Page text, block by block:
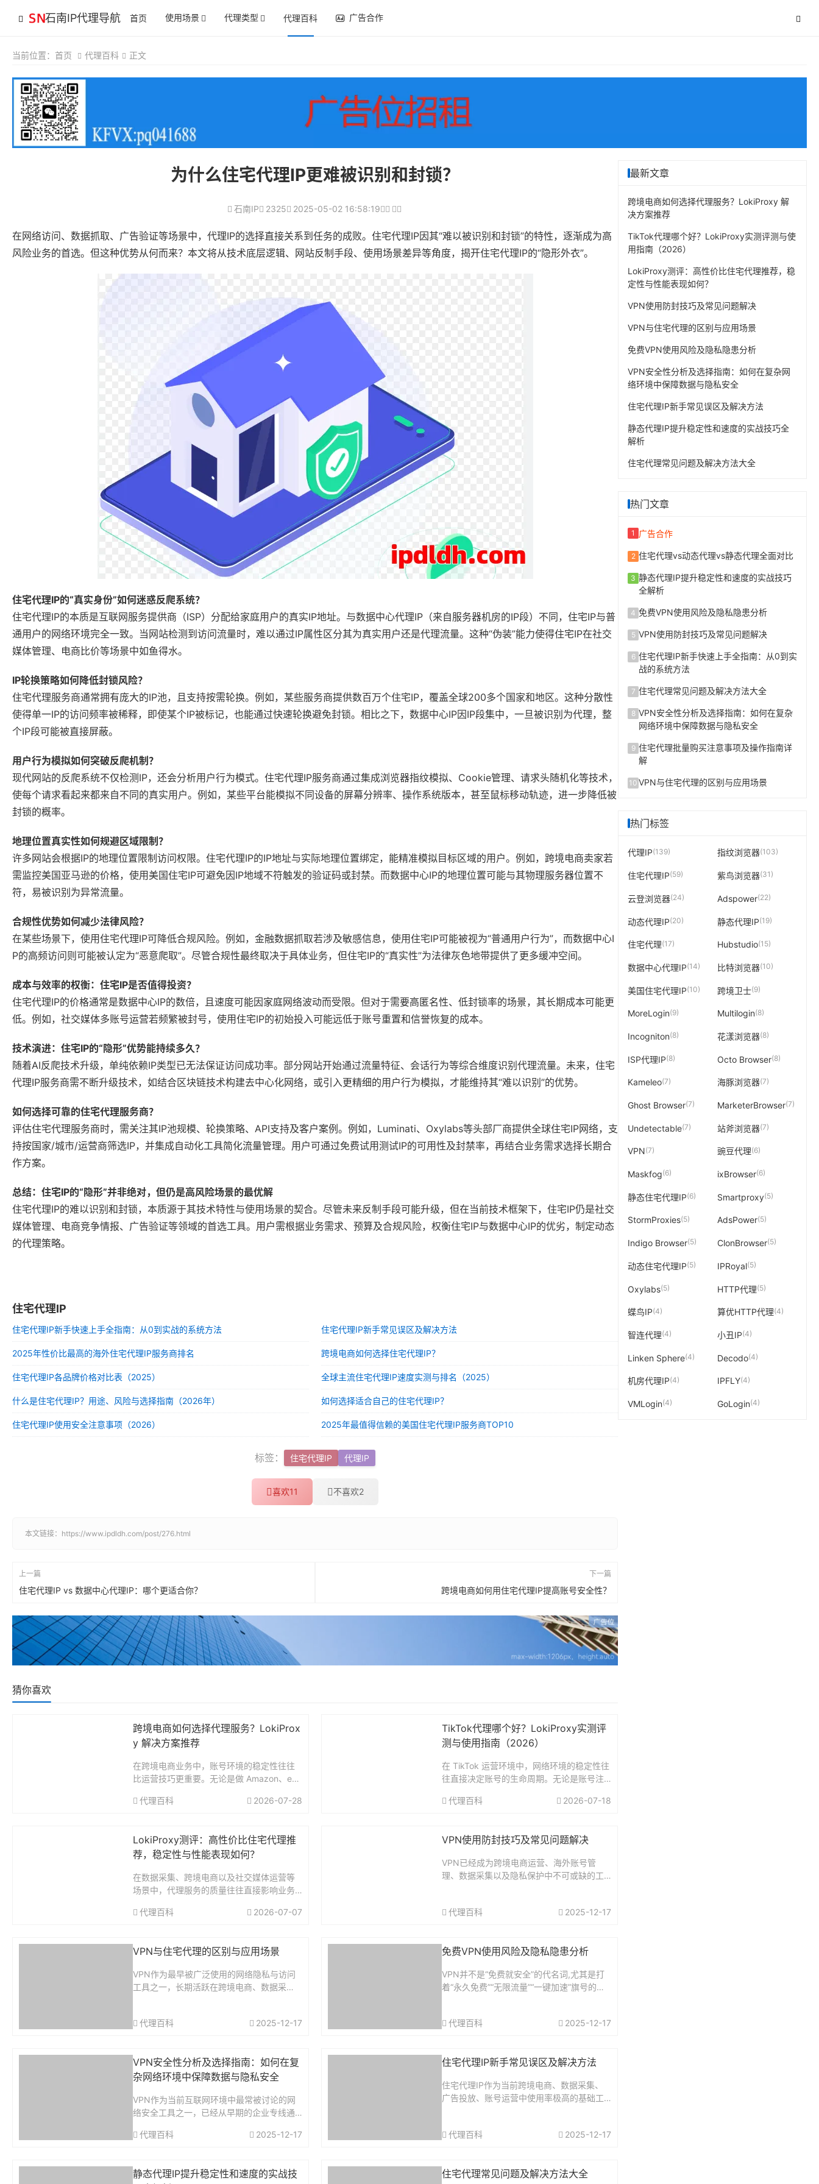
石南IP代理导航 首页 使用场景 代理类型 代理百科 广告合作
当前位置： 首页 代理百科 正文
为什么住宅代理IP更难被识别和封锁？
石南IP 2325 2025-05-02 16:58:19
在网络访问、数据抓取、广告验证等场景中，代理IP的选择直接关系到任务的成败。住宅代理IP因其“难以被识别和封锁”的特性，逐渐成为高
风险业务的首选。但这种优势从何而来？本文将从技术底层逻辑、网站反制手段、使用场景差异等角度，揭开住宅代理IP的“隐形外衣”。
住宅代理IP的“真实身份”如何迷惑反爬系统？
住宅代理IP的本质是互联网服务提供商（ISP）分配给家庭用户的真实IP地址。与数据中心代理IP（来自服务器机房的IP段）不同，住宅IP与普
通用户的网络环境完全一致。当网站检测到访问流量时，难以通过IP属性区分其为真实用户还是代理流量。这种“伪装”能力使得住宅IP在社交
媒体管理、电商比价等场景中如鱼得水。
IP轮换策略如何降低封锁风险？
住宅代理服务商通常拥有庞大的IP池，且支持按需轮换。例如，某些服务商提供数百万个住宅IP，覆盖全球200多个国家和地区。这种分散性
使得单一IP的访问频率被稀释，即使某个IP被标记，也能通过快速轮换避免封锁。相比之下，数据中心IP因IP段集中，一旦被识别为代理，整
个IP段可能被直接屏蔽。
用户行为模拟如何突破反爬机制？
现代网站的反爬系统不仅检测IP，还会分析用户行为模式。住宅代理IP服务商通过集成浏览器指纹模拟、Cookie管理、请求头随机化等技术，
使每个请求看起来都来自不同的真实用户。例如，某些平台能模拟不同设备的屏幕分辨率、操作系统版本，甚至鼠标移动轨迹，进一步降低被
封锁的概率。
地理位置真实性如何规避区域限制？
许多网站会根据IP的地理位置限制访问权限。住宅代理IP的IP地址与实际地理位置绑定，能精准模拟目标区域的用户。例如，跨境电商卖家若
需监控美国亚马逊的价格，使用美国住宅IP可避免因IP地域不符触发的验证码或封禁。而数据中心IP的地理位置可能与其物理服务器位置不
符，易被识别为异常流量。
合规性优势如何减少法律风险？
在某些场景下，使用住宅代理IP可降低合规风险。例如，金融数据抓取若涉及敏感信息，使用住宅IP可能被视为“普通用户行为”，而数据中心I
P的高频访问则可能被认定为“恶意爬取”。尽管合规性最终取决于具体业务，但住宅IP的“真实性”为法律灰色地带提供了更多缓冲空间。
成本与效率的权衡：住宅IP是否值得投资？
住宅代理IP的价格通常是数据中心IP的数倍，且速度可能因家庭网络波动而受限。但对于需要高匿名性、低封锁率的场景，其长期成本可能更
低。例如，社交媒体多账号运营若频繁被封号，使用住宅IP的初始投入可能远低于账号重置和信誉恢复的成本。
技术演进：住宅IP的“隐形”优势能持续多久？
随着AI反爬技术升级，单纯依赖IP类型已无法保证访问成功率。部分网站开始通过流量特征、会话行为等综合维度识别代理流量。未来，住宅
代理IP服务商需不断升级技术，如结合区块链技术构建去中心化网络，或引入更精细的用户行为模拟，才能维持其“难以识别”的优势。
如何选择可靠的住宅代理服务商？
评估住宅代理服务商时，需关注其IP池规模、轮换策略、API支持及客户案例。例如，Luminati、Oxylabs等头部厂商提供全球住宅IP网络，支
持按国家/城市/运营商筛选IP，并集成自动化工具简化流量管理。用户可通过免费试用测试IP的可用性及封禁率，再结合业务需求选择长期合
作方案。
总结：住宅IP的“隐形”并非绝对，但仍是高风险场景的最优解
住宅代理IP的难以识别和封锁，本质源于其技术特性与使用场景的契合。尽管未来反制手段可能升级，但在当前技术框架下，住宅IP仍是社交
媒体管理、电商竞争情报、广告验证等领域的首选工具。用户需根据业务需求、预算及合规风险，权衡住宅IP与数据中心IP的优劣，制定动态
的代理策略。
住宅代理IP
住宅代理IP新手快速上手全指南：从0到实战的系统方法 住宅代理IP新手常见误区及解决方法
2025年性价比最高的海外住宅代理IP服务商排名 跨境电商如何选择住宅代理IP？
住宅代理IP各品牌价格对比表（2025） 全球主流住宅代理IP速度实测与排名（2025）
什么是住宅代理IP？用途、风险与选择指南（2026年） 如何选择适合自己的住宅代理IP？
住宅代理IP使用安全注意事项（2026） 2025年最值得信赖的美国住宅代理IP服务商TOP10
标签： 住宅代理IP 代理IP
喜欢11 不喜欢2
本文链接： https://www.ipdldh.com/post/276.html
上一篇
住宅代理IP vs 数据中心代理IP：哪个更适合你？
下一篇
跨境电商如何用住宅代理IP提高账号安全性？
猜你喜欢
跨境电商如何选择代理服务？LokiProx
y 解决方案推荐
在跨境电商业务中，账号环境的稳定性往往
比运营技巧更重要。无论是做 Amazon、eBa
网络环境异常被风控，之前的投入就可能瞬
代理百科 2026-07-28
TikTok代理哪个好？LokiProxy实测评
测与使用指南（2026）
在 TikTok 运营环境中，网络环境的稳定性往
往直接决定账号的生命周期。无论是账号注
为异常来源，轻则限流，重则封号。因此，
代理百科 2026-07-18
LokiProxy测评：高性价比住宅代理推
荐，稳定性与性能表现如何？
在数据采集、跨境电商以及社交媒体运营等
场景中，代理服务的质量往往直接影响业务
一个既稳定又具备性价比的解决方案，成为
代理百科 2026-07-07
VPN使用防封技巧及常见问题解决
VPN已经成为跨境电商运营、海外账号管
理、数据采集以及隐私保护中不可或缺的工
安全机构统计，2024年主流电商平台与社
代理百科 2025-12-17
VPN与住宅代理的区别与应用场景
VPN作为最早被广泛使用的网络隐私与访问
工具之一，长期活跃在跨境电商、数据采
PN在稳定性、可控性与业务适配度上的局限
代理百科 2025-12-17
免费VPN使用风险及隐私隐患分析
VPN并不是“免费就安全”的代名词,尤其是打
着“永久免费”“无限流量”“一键加速”旗号的免
访问站点与时间戳用于画像...
代理百科 2025-12-17
VPN安全性分析及选择指南：如何在复
杂网络环境中保障数据与隐私安全
VPN作为当前互联网环境中最常被讨论的网
络安全工具之一，已经从早期的企业专线通
业者、远程办公团队的基础网络安全设施。
代理百科 2025-12-17
住宅代理IP新手常见误区及解决方法
住宅代理IP作为当前跨境电商、数据采集、
广告投放、账号运营中使用率极高的基础工
5%，但根据行业调研数据显示，约72%的
代理百科 2025-12-17
静态代理IP提升稳定性和速度的实战技
住宅代理常见问题及解决方法大全
最新文章
跨境电商如何选择代理服务？LokiProxy 解
决方案推荐
TikTok代理哪个好？LokiProxy实测评测与使
用指南（2026）
LokiProxy测评：高性价比住宅代理推荐，稳
定性与性能表现如何？
VPN使用防封技巧及常见问题解决
VPN与住宅代理的区别与应用场景
免费VPN使用风险及隐私隐患分析
VPN安全性分析及选择指南：如何在复杂网
络环境中保障数据与隐私安全
住宅代理IP新手常见误区及解决方法
静态代理IP提升稳定性和速度的实战技巧全
解析
住宅代理常见问题及解决方法大全
热门文章
1 广告合作
2 住宅代理vs动态代理vs静态代理全面对比
3 静态代理IP提升稳定性和速度的实战技巧
全解析
4 免费VPN使用风险及隐私隐患分析
5 VPN使用防封技巧及常见问题解决
6 住宅代理IP新手快速上手全指南：从0到实
战的系统方法
7 住宅代理常见问题及解决方法大全
8 VPN安全性分析及选择指南：如何在复杂
网络环境中保障数据与隐私安全
9 住宅代理批量购买注意事项及操作指南详
解
10 VPN与住宅代理的区别与应用场景
热门标签
代理IP(139) 指纹浏览器(103)
住宅代理IP(59) 紫鸟浏览器(31)
云登浏览器(24) Adspower(22)
动态代理IP(20) 静态代理IP(19)
住宅代理(17) Hubstudio(15)
数据中心代理IP(14) 比特浏览器(10)
美国住宅代理IP(10) 跨境卫士(9)
MoreLogin(9) Multilogin(8)
Incogniton(8) 花漾浏览器(8)
ISP代理IP(8) Octo Browser(8)
Kameleo(7) 海豚浏览器(7)
Ghost Browser(7) MarketerBrowser(7)
Undetectable(7) 站斧浏览器(7)
VPN(7) 豌豆代理(6)
Maskfog(6) ixBrowser(6)
静态住宅代理IP(6) Smartproxy(5)
StormProxies(5) AdsPower(5)
Indigo Browser(5) ClonBrowser(5)
动态住宅代理IP(5) IPRoyal(5)
Oxylabs(5) HTTP代理(5)
蝶鸟IP(4) 算优HTTP代理(4)
智连代理(4) 小丑IP(4)
Linken Sphere(4) Decodo(4)
机房代理IP(4) IPFLY(4)
VMLogin(4) GoLogin(4)